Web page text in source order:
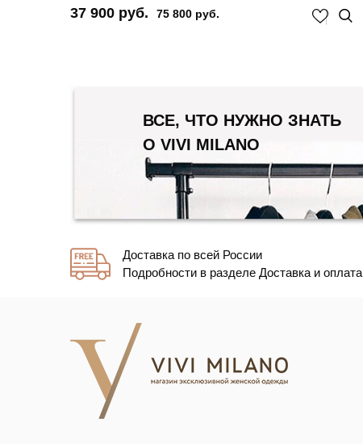
37 900 руб.
75 800 руб.
ВСЕ, ЧТО НУЖНО ЗНАТЬ
О VIVI MILANO
Доставка по всей России
Подробности в разделе Доставка и оплата